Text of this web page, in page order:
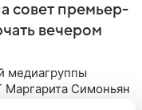
совет премьер-
вечером
медиагруппы
Маргарита Симоньян